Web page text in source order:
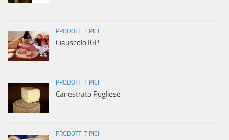
PRODOTTI TIPICI
Ciauscolo IGP
PRODOTTI TIPICI
Canestrato Pugliese
PRODOTTI TIPICI